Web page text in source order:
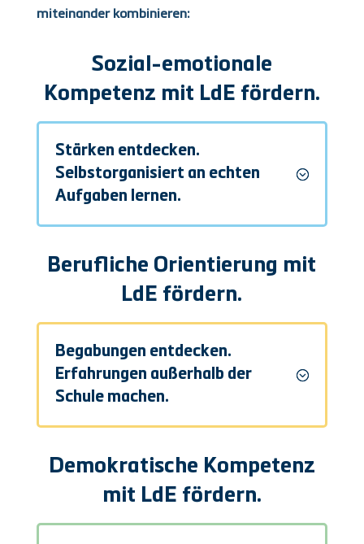
miteinander kombinieren:
Sozial-emotionale
Kompetenz mit LdE fördern.
Stärken entdecken.
Selbstorganisiert an echten
Aufgaben lernen.
Berufliche Orientierung mit
LdE fördern.
Begabungen entdecken.
Erfahrungen außerhalb der
Schule machen.
Demokratische Kompetenz
mit LdE fördern.